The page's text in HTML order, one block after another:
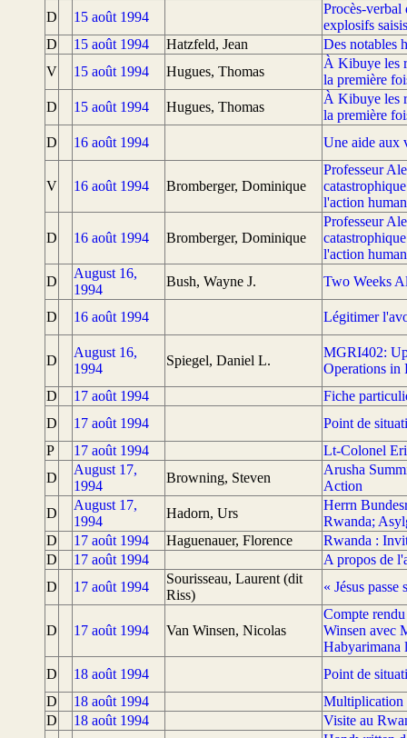
D 15 août 1994
Procès-verbal
explosifs
D
15 août 1994 Hatzfeld, Jean
Des notables
V
15 août 1994 Hugues, Thomas
À Kibuye les
la première
D
15 août 1994 Hugues, Thomas
À Kibuye les
la première
D
16 août 1994 Une aide aux
V 16 août 1994 Bromberger, Dominique
Professeur
l'action
D 16 août 1994 Bromberger, Dominique
Professeur
l'action
D
August 16,
1994
Bush, Wayne J. Two Weeks
D 16 août 1994 Légitimer
D
August 16,
1994
Spiegel, Daniel L.
MGRI402:
Operations in
D
17 août 1994
Fiche
D
17 août 1994
Point de
P
17 août 1994
Lt-Colonel
D
August 17,
1994
Browning, Steven
Arusha
Action
D
August 17,
1994
Hadorn, Urs
Herrn
Rwanda;
D
17 août 1994 Haguenauer, Florence
Rwanda :
D
17 août 1994
A propos de
D
17 août 1994
Sourisseau, Laurent (dit
Riss)
« Jésus
D 17 août 1994 Van Winsen, Nicolas
Compte
Winsen avec
Habyarimana
D
18 août 1994
Point de
D
18 août 1994
Multiplication
D
18 août 1994
Visite au